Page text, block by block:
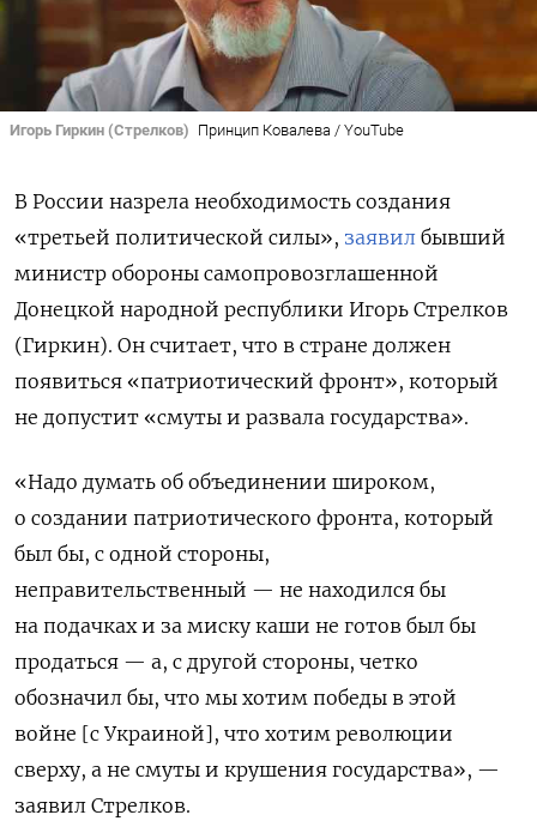
Игорь Гиркин (Стрелков) Принцип Ковалева / YouTube
В России назрела необходимость создания
«третьей политической силы», заявил бывший
министр обороны самопровозглашенной
Донецкой народной республики Игорь Стрелков
(Гиркин). Он считает, что в стране должен
появиться «патриотический фронт», который
не допустит «смуты и развала государства».
«Надо думать об объединении широком,
о создании патриотического фронта, который
был бы, с одной стороны,
неправительственный — не находился бы
на подачках и за миску каши не готов был бы
продаться — а, с другой стороны, четко
обозначил бы, что мы хотим победы в этой
войне [с Украиной], что хотим революции
сверху, а не смуты и крушения государства», —
заявил Стрелков.